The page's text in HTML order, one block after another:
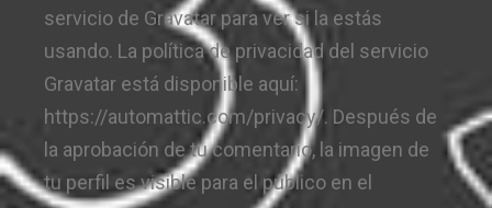
servicio de Gravatar para ver si la estás
usando. La política de privacidad del servicio
Gravatar está disponible aquí:
https://automattic.com/privacy/. Después de
la aprobación de tu comentario, la imagen de
tu perfil es visible para el público en el